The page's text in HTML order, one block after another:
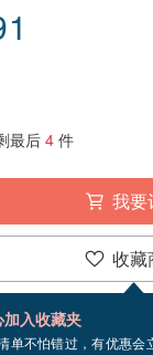
最后 4 件
我要
收藏
加入收藏夹
单不怕错过，有优惠会
，免费帮你寄送电
付款后需 2 个工